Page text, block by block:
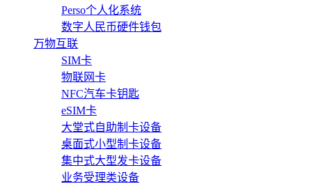
Perso个人化系统
数字人民币硬件钱包
万物互联
SIM卡
物联网卡
NFC汽车卡钥匙
eSIM卡
大堂式自助制卡设备
桌面式小型制卡设备
集中式大型发卡设备
业务受理类设备